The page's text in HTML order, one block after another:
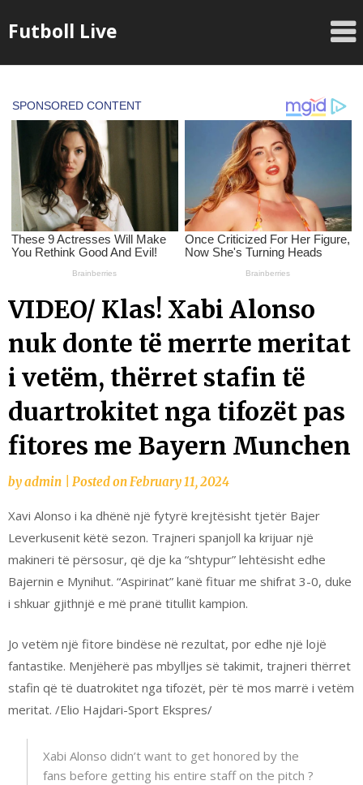
toFutboll Live
VIDEO/ Klas! Xabi Alonso
nuk donte të merrte meritat
i vetëm, thërret stafin të
duartrokitet nga tifozët pas
fitores me Bayern Munchen
byadmin Posted onFebruary 11, 2024
Xavi Alonso i ka dhënë një fytyrë krejtësisht tjetër Bajer
Leverkusenit këtë sezon. Trajneri spanjoll ka krijuar një
makineri të përsosur, që dje ka “shtypur” lehtësisht edhe
Bajernin e Mynihut. “Aspirinat” kanë fituar me shifrat 3-0, duke
i shkuar gjithnjë e më pranë titullit kampion.
Jo vetëm një fitore bindëse në rezultat, por edhe një lojë
fantastike. Menjëherë pas mbylljes së takimit, trajneri thërret
stafin që të duatrokitet nga tifozët, për të mos marrë i vetëm
meritat. /Elio Hajdari-Sport Ekspres/
Xabi Alonso didn’t want to get honored by the
fans before getting his entire staff on the pitch ?